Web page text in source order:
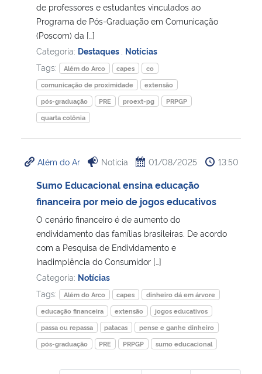
de professores e estudantes vinculados ao
Programa de Pós-Graduação em Comunicação
(Poscom) da […]
Categoria: Destaques Notícias
Tags:
Além do Arco capes
co
comunicação de proximidade
extensão
pós-graduação
PRE proext-pg
PRPGP
quarta colônia
Além do Ar Notícia 01/08/2025 13:50
Sumo Educacional ensina educação
financeira por meio de jogos educativos
O cenário financeiro é de aumento do
endividamento das famílias brasileiras. De acordo
com a Pesquisa de Endividamento e
Inadimplência do Consumidor […]
Categoria: Notícias
Tags:
Além do Arco capes
dinheiro dá em árvore
educação financeira
extensão
jogos educativos
passa ou repassa
patacas
pense e ganhe dinheiro
pós-graduação
PRE PRPGP sumo educacional